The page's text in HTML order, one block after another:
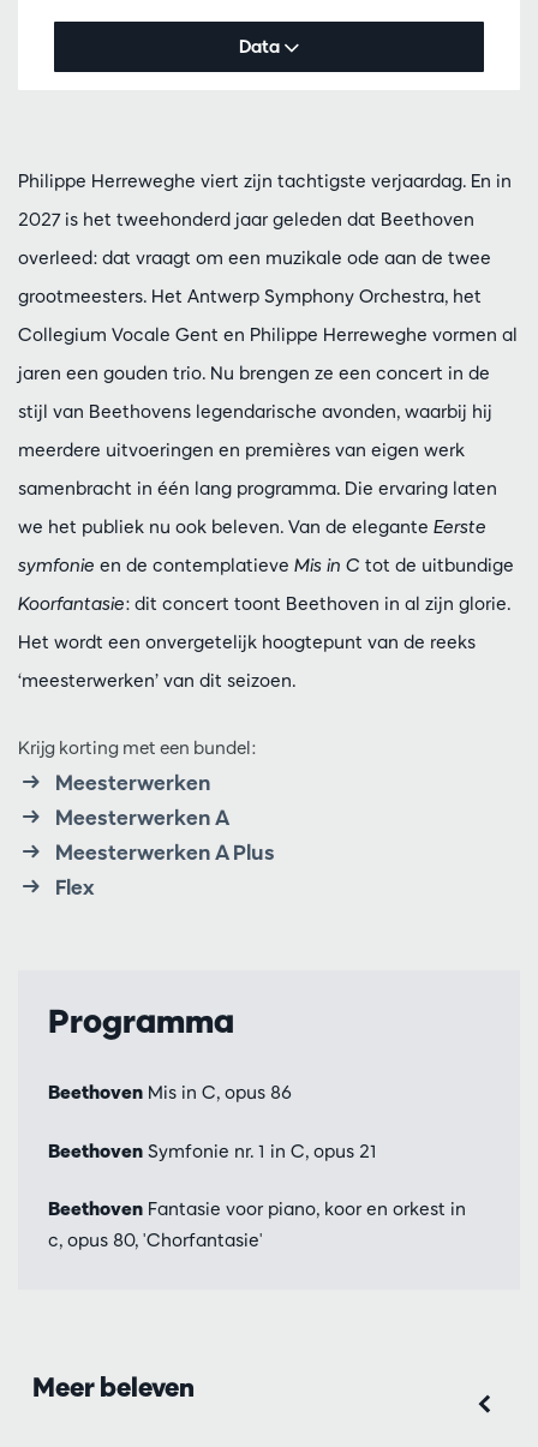
Data
Philippe Herreweghe viert zijn tachtigste verjaardag. En in
2027 is het tweehonderd jaar geleden dat Beethoven
overleed: dat vraagt om een muzikale ode aan de twee
grootmeesters. Het Antwerp Symphony Orchestra, het
Collegium Vocale Gent en Philippe Herreweghe vormen al
jaren een gouden trio. Nu brengen ze een concert in de
stijl van Beethovens legendarische avonden, waarbij hij
meerdere uitvoeringen en premières van eigen werk
samenbracht in één lang programma. Die ervaring laten
we het publiek nu ook beleven. Van de elegante Eerste
symfonie en de contemplatieve Mis in C tot de uitbundige
Koorfantasie: dit concert toont Beethoven in al zijn glorie.
Het wordt een onvergetelijk hoogtepunt van de reeks
‘meesterwerken’ van dit seizoen.
Krijg korting met een bundel:
Meesterwerken
Meesterwerken A
Meesterwerken A Plus
Flex
Programma
Beethoven Mis in C, opus 86
Beethoven Symfonie nr. 1 in C, opus 21
Beethoven Fantasie voor piano, koor en orkest in
c, opus 80, 'Chorfantasie'
Meer beleven